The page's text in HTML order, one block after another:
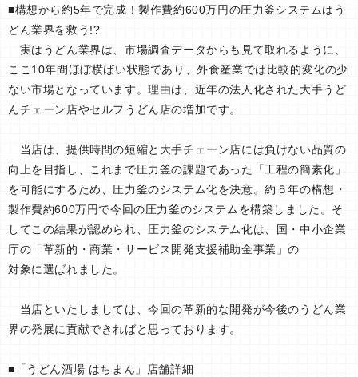
■構想から約5年で完成！製作費約600万円の圧力釜システムはう
どん業界を救う!?
実はうどん業界は、市場調査データからも見て取れるように、
ここ10年間ほぼ横ばい状態であり、外食産業では比較的変化の少
ない市場となっています。理由は、近年の法人化された大手うど
んチェーン店やセルフうどん店の増加です。
当店は、提供時間の短縮と大手チェーン店には負けない品質の
向上を目指し、これまで圧力釜の課題であった「工程の簡素化」
を可能にするため、圧力釜のシステム化を決意。約５年の構想・
製作費約600万円で今回の圧力釜のシステムを構築しました。そ
してこの結果が認められ、圧力釜のシステム化は、国・中小企業
庁の「革新的・商業・サービス開発支援補助金事業」の
対象に選ばれました。
当店といたしましては、今回の革新的な開発が今後のうどん業
界の発展に貢献できればと思っております。
■「うどん酒場 はちまん」店舗詳細